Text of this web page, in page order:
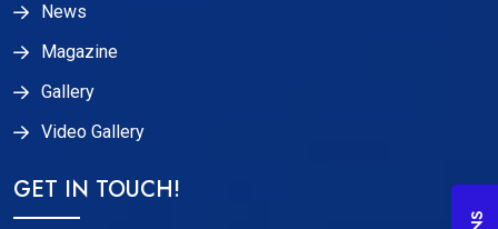
News
Magazine
Gallery
Video Gallery
GET IN TOUCH!